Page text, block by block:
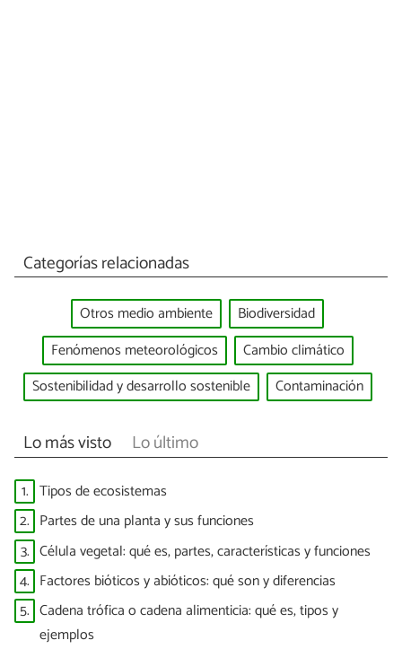
Categorías relacionadas
Otros medio ambiente
Biodiversidad
Fenómenos meteorológicos
Cambio climático
Sostenibilidad y desarrollo sostenible
Contaminación
Lo más visto Lo último
1. Tipos de ecosistemas
2. Partes de una planta y sus funciones
3. Célula vegetal: qué es, partes, características y funciones
4. Factores bióticos y abióticos: qué son y diferencias
5. Cadena trófica o cadena alimenticia: qué es, tipos y
ejemplos